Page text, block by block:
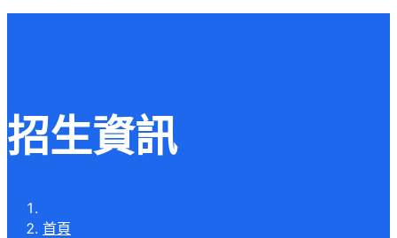
招生資訊
首頁